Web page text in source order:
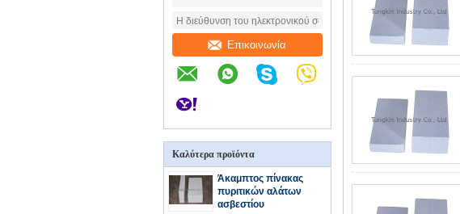
Επικοινωνία
Καλύτερα προϊόντα
Άκαμπτος πίνακας
πυριτικών αλάτων
ασβεστίου